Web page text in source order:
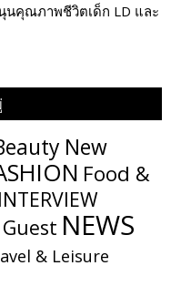
นุนคุณภาพชีวิตเด็ก LD และ
New
Food &
INTERVIEW
NEWS
& Leisure